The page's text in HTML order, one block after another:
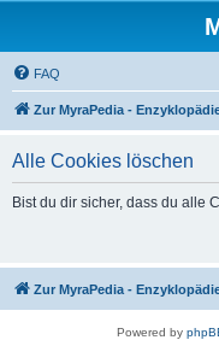
FAQ
Zur MyraPedia -
Alle Cookies löschen
Bist du dir sicher, dass du alle
Zur MyraPedia -
Powered by